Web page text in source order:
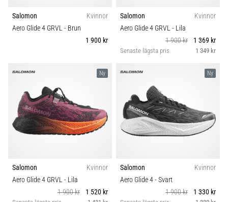
Salomon
Kvinnor
Aero Glide 4 GRVL - Brun
1 900 kr
Salomon
Kvinnor
Aero Glide 4 GRVL - Lila
1 900 kr
1 369 kr
Senaste lägsta pris 1 349 kr
Ny
Salomon
Kvinnor
Aero Glide 4 GRVL - Lila
1 900 kr
1 520 kr
Ny
Salomon
Kvinnor
Aero Glide 4- Svart
1 900 kr
1 330 kr